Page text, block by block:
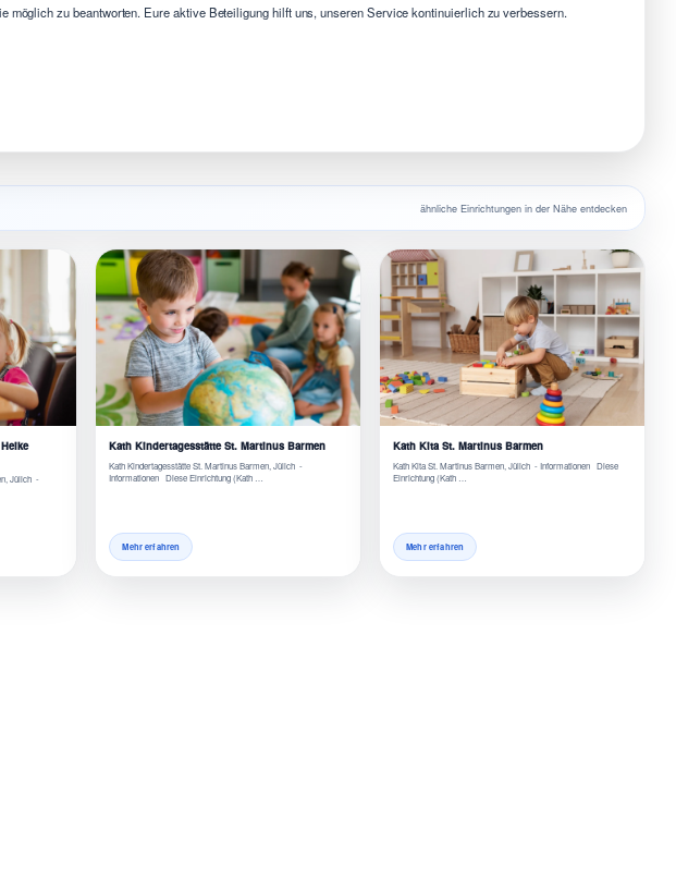
möglich zu beantworten. Eure aktive Beteiligung hilft uns, unseren Service kontinuierlich zu verbessern.
ähnliche Einrichtungen in der Nähe entdecken
Jülich -
Kath Kindertagesstätte St. Martinus Barmen
Kath Kindertagesstätte St. Martinus Barmen, Jülich -
Informationen Diese Einrichtung (Kath …
Mehr erfahren
Kath Kita St. Martinus Barmen
Kath Kita St. Martinus Barmen, Jülich - Informationen Diese
Einrichtung (Kath …
Mehr erfahren